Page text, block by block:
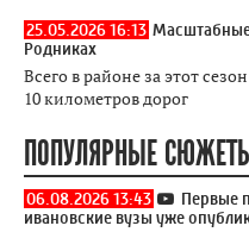
25.05.2026 16:13
Родниках
Всего в районе за этот
10 километров дорог
ПОПУЛЯРНЫЕ
06.08.2026 13:43
Первые
ивановские вузы уже